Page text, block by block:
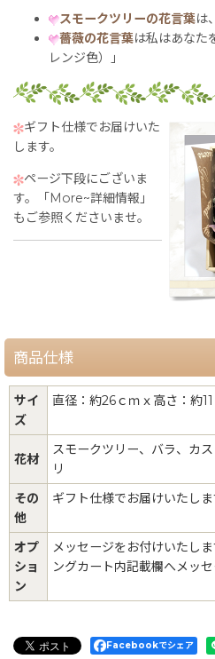
スモークツリーの花言葉は
薔薇の花言葉は私はあなた
レンジ色）」
ギフト仕様でお届けいた
します。
ページ下段にございま
す。「More~詳細情報」
もご参照くださいませ。
商品仕様
サイ
ズ
直径：約26ｃｍｘ高さ：約
花材
スモークツリー、バラ、カ
リ
その
他
ギフト仕様でお届けいたしま
オプ
ショ
ン
メッセージをお付けいたし
ングカート内記載欄へメッ
Facebookでシェア